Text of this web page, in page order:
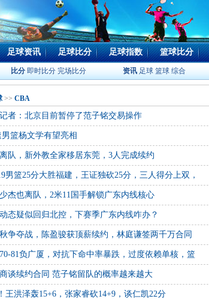
足球资讯 足球比分 足球指数 篮球比分
比分 即时比分 完场比分 资讯 足球 篮球 综合
>> CBA
者：北京目前暂停了范子铭交易操作
篮杨文学有望亮相
队，新外教全家移居东莞，3人完成续约
男篮25分大胜福建，王证独砍25分，三人得分上双，
杰也离队，2米11国手解锁广东内线核心
态疑似回归北控，下赛季广东内线咋办？
争夺战，陈盈骏获顶薪续约，林庭谦签两千万合同
负广厦，对抗下命中率暴跌，过度依赖单核，篮
谈续约合同 范子铭留队的概率越来越大
王洪泽轰15+6，张家睿砍14+9，谈仁凯22分